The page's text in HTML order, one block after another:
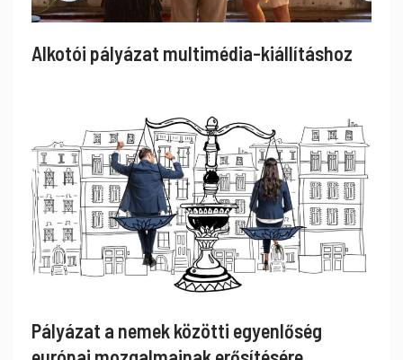
Alkotói pályázat multimédia-kiállításhoz
Pályázat a nemek közötti egyenlőség